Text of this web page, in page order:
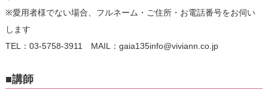
※愛用者様でない場合、フルネーム・ご住所・お電話番号をお伺い
します
TEL：03-5758-3911 MAIL：gaia135info@viviann.co.jp
■講師